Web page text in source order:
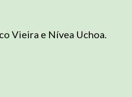
Vieira e Nívea Uchoa.